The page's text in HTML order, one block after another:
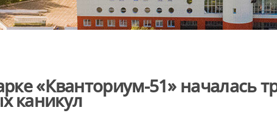
«Кванториум-51» началась
каникул